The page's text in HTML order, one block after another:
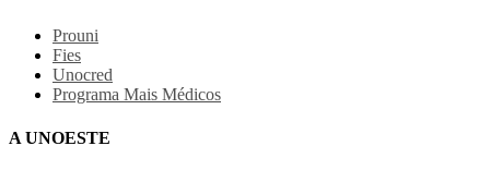
Prouni
Fies
Unocred
Programa Mais Médicos
A UNOESTE